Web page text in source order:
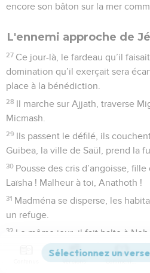
encore son bâton sur la mer
L'ennemi approche de
27 Ce jour-là, le fardeau qu’il
domination qu’il exerçait sera
place à la bénédiction.
28 Il marche sur Ajjath, traverse
Micmash.
29 Ils passent le défilé, ils
Guibea, la ville de Saül, prend la
30 Pousse des cris d’angoisse,
Laïsha ! Malheur à toi, Anathoth !
31 Madména se disperse, les
un refuge.
32 Le même jour, il fait halte à
de la fille de Sion, la colline de
Voici que le Seigneur, l'Eternel,
Versions Commentaires